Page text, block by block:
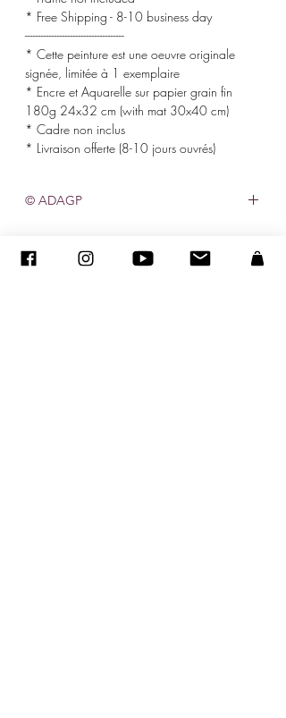
* Free Shipping - 8-10 business day
-------------------------------------
* Cette peinture est une oeuvre originale
signée, limitée à 1 exemplaire
* Encre et Aquarelle sur papier grain fin
180g 24x32 cm (with mat 30x40 cm)
* Cadre non inclus
* Livraison offerte (8-10 jours ouvrés)
© ADAGP